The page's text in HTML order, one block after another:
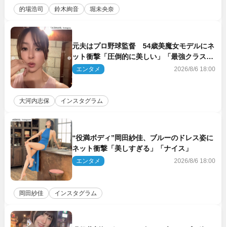
的場浩司 鈴木絢音 堀未央奈
元夫はプロ野球監督 54歳美魔女モデルにネ
ット衝撃「圧倒的に美しい」「最強クラス」
「うっとり」
エンタメ 2026/8/6 18:00
大河内志保 インスタグラム
“役満ボディ”岡田紗佳、ブルーのドレス姿に
ネット衝撃「美しすぎる」「ナイス」
エンタメ 2026/8/6 18:00
岡田紗佳 インスタグラム